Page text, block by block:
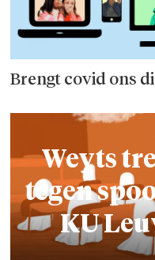
Brengt covid ons
Weyts
tegen
KU